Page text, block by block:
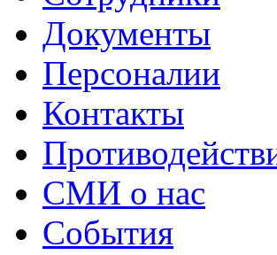
Документы
Персоналии
Контакты
СМИ о нас
События